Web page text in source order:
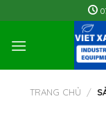
to
content
TRANG CHỦ /